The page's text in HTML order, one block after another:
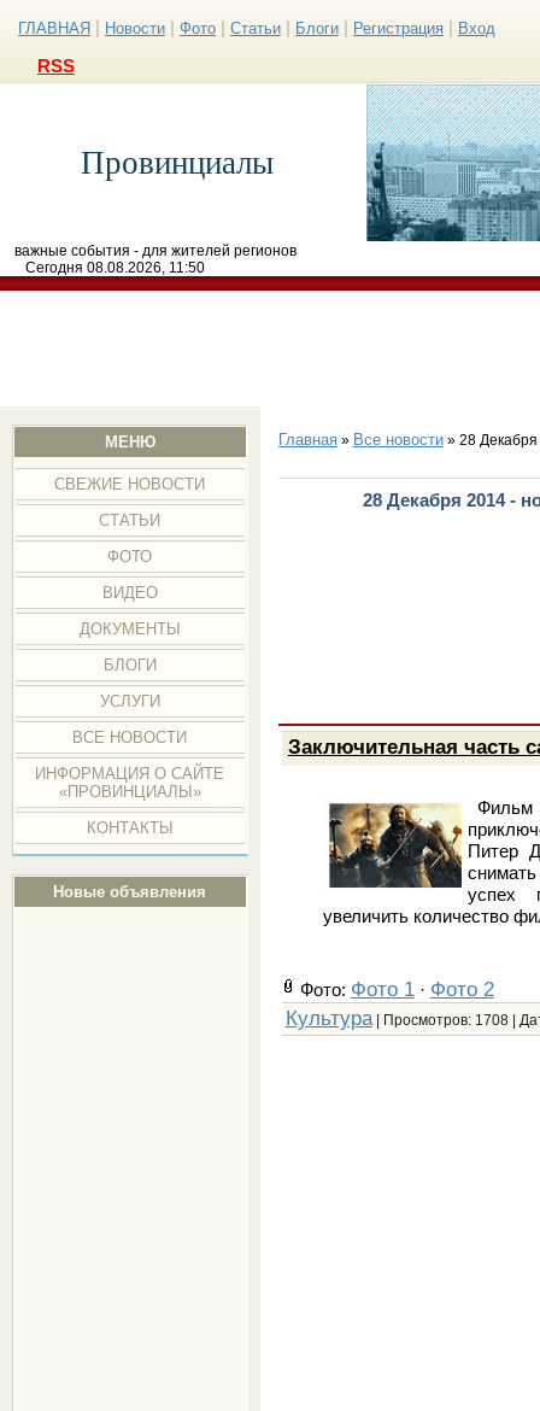
ГЛАВНАЯ Новости Фото Статьи Блоги Регистрация Вход
RSS
Провинциалы
важные события - для жителей регионов
Сегодня 08.08.2026, 11:50
МЕНЮ
СВЕЖИЕ НОВОСТИ
СТАТЬИ
ФОТО
ВИДЕО
ДОКУМЕНТЫ
БЛОГИ
УСЛУГИ
ВСЕ НОВОСТИ
ИНФОРМАЦИЯ О САЙТЕ
«ПРОВИНЦИАЛЫ»
КОНТАКТЫ
Новые объявления
Главная» Все новости» 28 Декабря
28 Декабря 2014 -
Заключительная часть
Фильм
Питер
успех
увеличить количество
Фото: Фото 1· Фото 2
Культура| Просмотров: 1708 |